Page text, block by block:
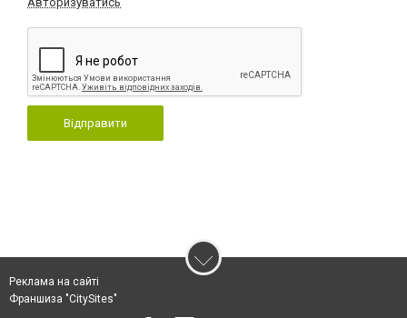
Відправити
Реклама на сайті
Франшиза "CitySites"